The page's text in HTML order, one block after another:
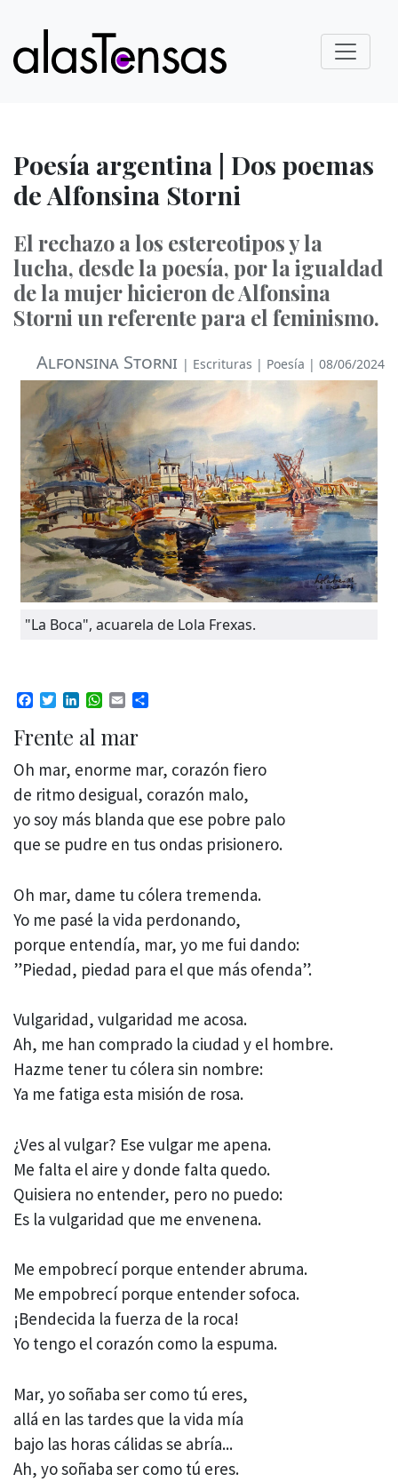
Poesía argentina | Dos poemas
de Alfonsina Storni
El rechazo a los estereotipos y la
lucha, desde la poesía, por la igualdad
de la mujer hicieron de Alfonsina
Storni un referente para el feminismo.
Alfonsina Storni | Escrituras | Poesía | 08/06/2024
"La Boca", acuarela de Lola Frexas.
Facebook
TwitterLinkedIn
WhatsApp
Email
Frente al mar
Oh mar, enorme mar, corazón fiero
de ritmo desigual, corazón malo,
yo soy más blanda que ese pobre palo
que se pudre en tus ondas prisionero.
Oh mar, dame tu cólera tremenda.
Yo me pasé la vida perdonando,
porque entendía, mar, yo me fui dando:
”Piedad, piedad para el que más ofenda”.
Vulgaridad, vulgaridad me acosa.
Ah, me han comprado la ciudad y el hombre.
Hazme tener tu cólera sin nombre:
Ya me fatiga esta misión de rosa.
¿Ves al vulgar? Ese vulgar me apena.
Me falta el aire y donde falta quedo.
Quisiera no entender, pero no puedo:
Es la vulgaridad que me envenena.
Me empobrecí porque entender abruma.
Me empobrecí porque entender sofoca.
¡Bendecida la fuerza de la roca!
Yo tengo el corazón como la espuma.
Mar, yo soñaba ser como tú eres,
allá en las tardes que la vida mía
bajo las horas cálidas se abría...
Ah, yo soñaba ser como tú eres.